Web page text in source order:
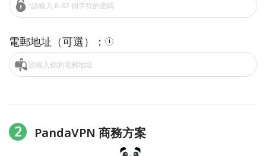
電郵地址（可選）： i
2 PandaVPN 商務方案